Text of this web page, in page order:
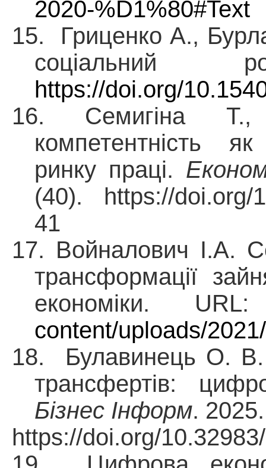
2020-%D1%80#Text
15. Гриценко А.,
соціальний
https://doi.org/
16. Семигіна
компетентність
ринку праці.
(40). https://doi.org/
41
17. Войналович І.А.
трансформації
економіки.
content/uploads/
18. Булавинець О. В.
трансфертів:
Бізнес Інформ.
https://doi.org/